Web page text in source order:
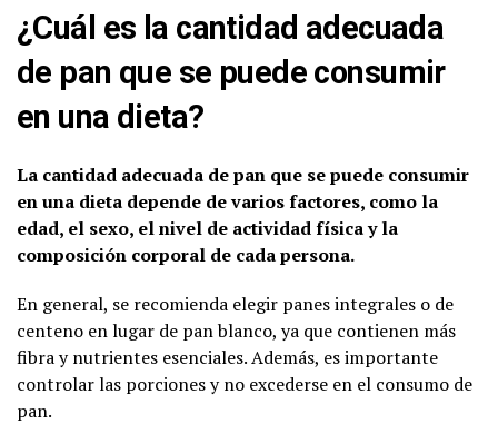
¿Cuál es la cantidad adecuada
de pan que se puede consumir
en una dieta?
La cantidad adecuada de pan que se puede consumir
en una dieta depende de varios factores, como la
edad, el sexo, el nivel de actividad física y la
composición corporal de cada persona.
En general, se recomienda elegir panes integrales o de
centeno en lugar de pan blanco, ya que contienen más
fibra y nutrientes esenciales. Además, es importante
controlar las porciones y no excederse en el consumo de
pan.